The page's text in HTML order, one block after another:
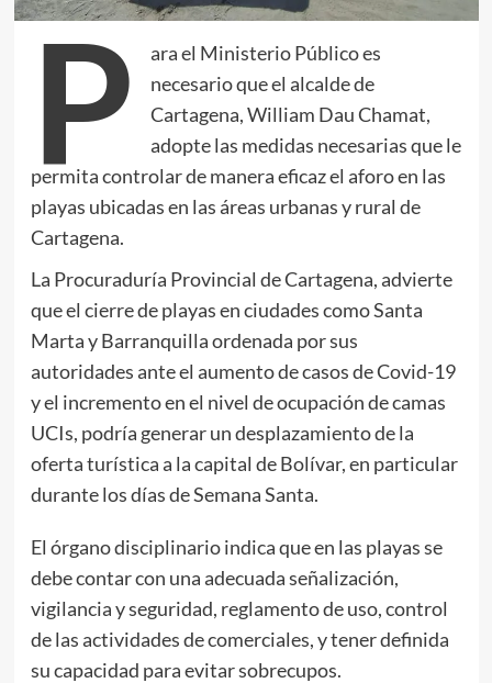
P
ara el Ministerio Público es
necesario que el alcalde de
Cartagena, William Dau Chamat,
adopte las medidas necesarias que le
permita controlar de manera eficaz el aforo en las
playas ubicadas en las áreas urbanas y rural de
Cartagena.
La Procuraduría Provincial de Cartagena, advierte
que el cierre de playas en ciudades como Santa
Marta y Barranquilla ordenada por sus
autoridades ante el aumento de casos de Covid-19
y el incremento en el nivel de ocupación de camas
UCIs, podría generar un desplazamiento de la
oferta turística a la capital de Bolívar, en particular
durante los días de Semana Santa.
El órgano disciplinario indica que en las playas se
debe contar con una adecuada señalización,
vigilancia y seguridad, reglamento de uso, control
de las actividades de comerciales, y tener definida
su capacidad para evitar sobrecupos.